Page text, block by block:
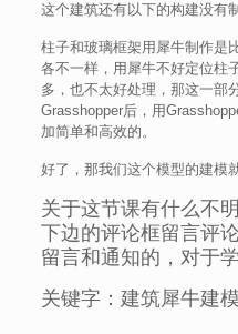
这个建筑还有以下的构建没有
柱子和玻璃框架用犀牛制作是
各不一样，用犀牛不好定位柱
多，也不太好处理，那这一部
Grasshopper后，用
加简单和高效的。
好了，那我们这个模型的建模
关于这节课有什么不
下边的评论框留言评
留言和通知的，对于
关键字：建筑犀牛建